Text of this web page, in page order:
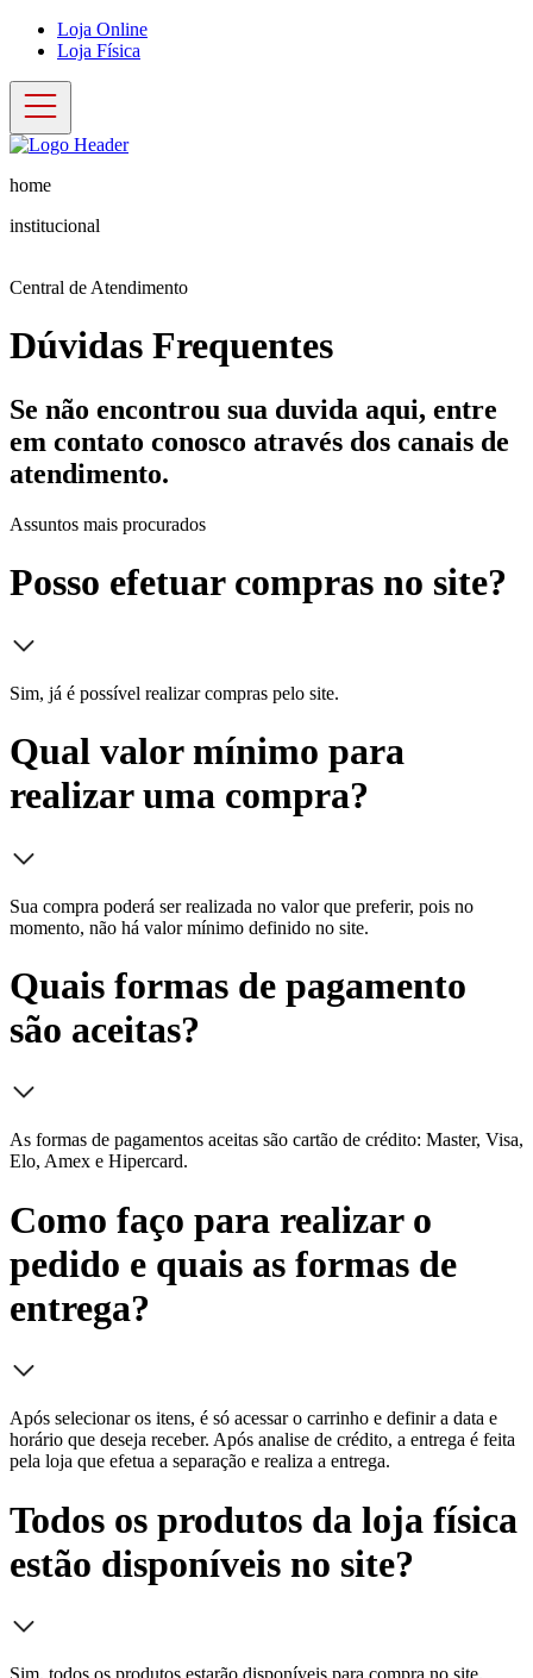
Loja Online
Loja Física
home
institucional
Central de Atendimento
Dúvidas Frequentes
Se não encontrou sua duvida aqui, entre
em contato conosco através dos canais de
atendimento.
Assuntos mais procurados
Posso efetuar compras no site?
Sim, já é possível realizar compras pelo site.
Qual valor mínimo para
realizar uma compra?
Sua compra poderá ser realizada no valor que preferir, pois no
momento, não há valor mínimo definido no site.
Quais formas de pagamento
são aceitas?
As formas de pagamentos aceitas são cartão de crédito: Master, Visa,
Elo, Amex e Hipercard.
Como faço para realizar o
pedido e quais as formas de
entrega?
Após selecionar os itens, é só acessar o carrinho e definir a data e
horário que deseja receber. Após analise de crédito, a entrega é feita
pela loja que efetua a separação e realiza a entrega.
Todos os produtos da loja física
estão disponíveis no site?